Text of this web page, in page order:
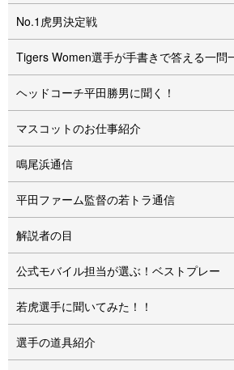
No.1虎男決定戦
Tigers Women選手が手書きで答える一問
ヘッドコーチ平田勝男に聞く！
マスコットのお仕事紹介
鳴尾浜通信
平田ファーム監督の若トラ通信
解説者の目
公式モバイル担当が選ぶ！ベストプレー
若虎選手に聞いてみた！！
選手の道具紹介